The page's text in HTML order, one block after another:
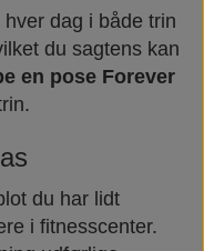
dag i både trin
du sagtens kan
en pose Forever
du har lidt
i fitnesscenter.